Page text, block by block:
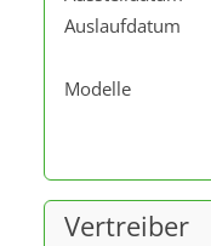
Auslaufdatum
Modelle
Vertreiber